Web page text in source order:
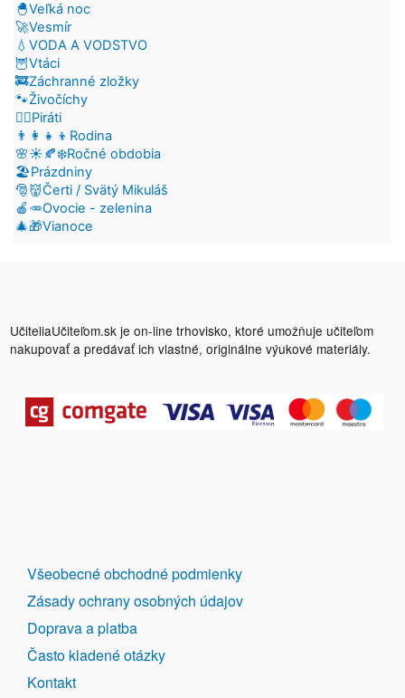
🐣Veľká noc
🚀Vesmír
💧VODA A VODSTVO
🦉Vtáci
🚒Záchranné zložky
🐾Živočíchy
🏴‍☠️Piráti
👨‍👩‍👧‍👦Rodina
🌸☀️🍂❄️Ročné obdobia
🏖️Prázdniny
🎅👹Čerti / Svätý Mikuláš
🍎🥕Ovocie - zelenina
🎄🎁Vianoce
UčiteliaUčiteľom.sk je on-line trhovisko, ktoré umožňuje učiteľom
nakupovať a predávať ich vlastné, originálne výukové materiály.
DALŠÍ
ODKAZY
Všeobecné obchodné podmienky
Zásady ochrany osobných údajov
Doprava a platba
Často kladené otázky
Kontakt